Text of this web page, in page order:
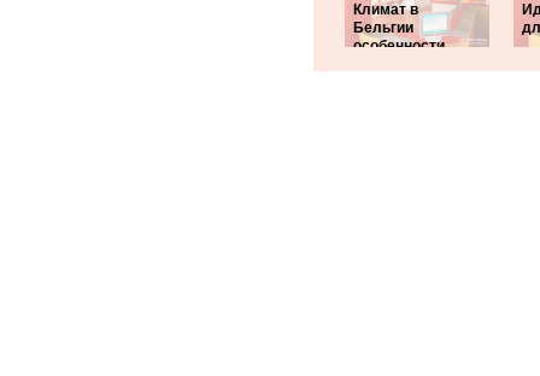
Климат в
Бельгии
особенности